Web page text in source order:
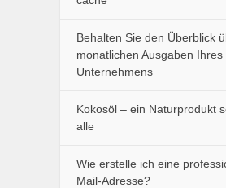
Behalten Sie den Überblick
monatlichen Ausgaben Ihres
Unternehmens
Kokosöl – ein Naturprodukt
alle
Wie erstelle ich eine
Mail-Adresse?